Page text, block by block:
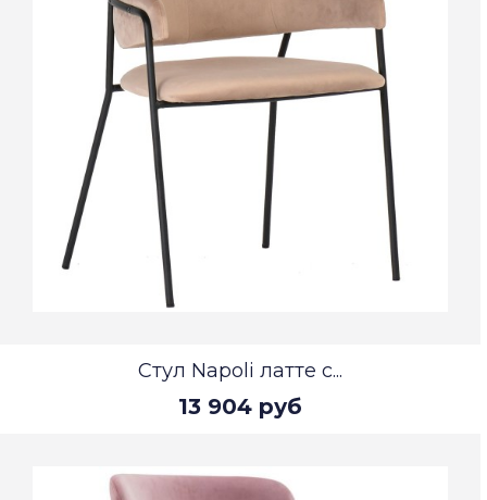
Стул Napoli латте с...
13 904 руб